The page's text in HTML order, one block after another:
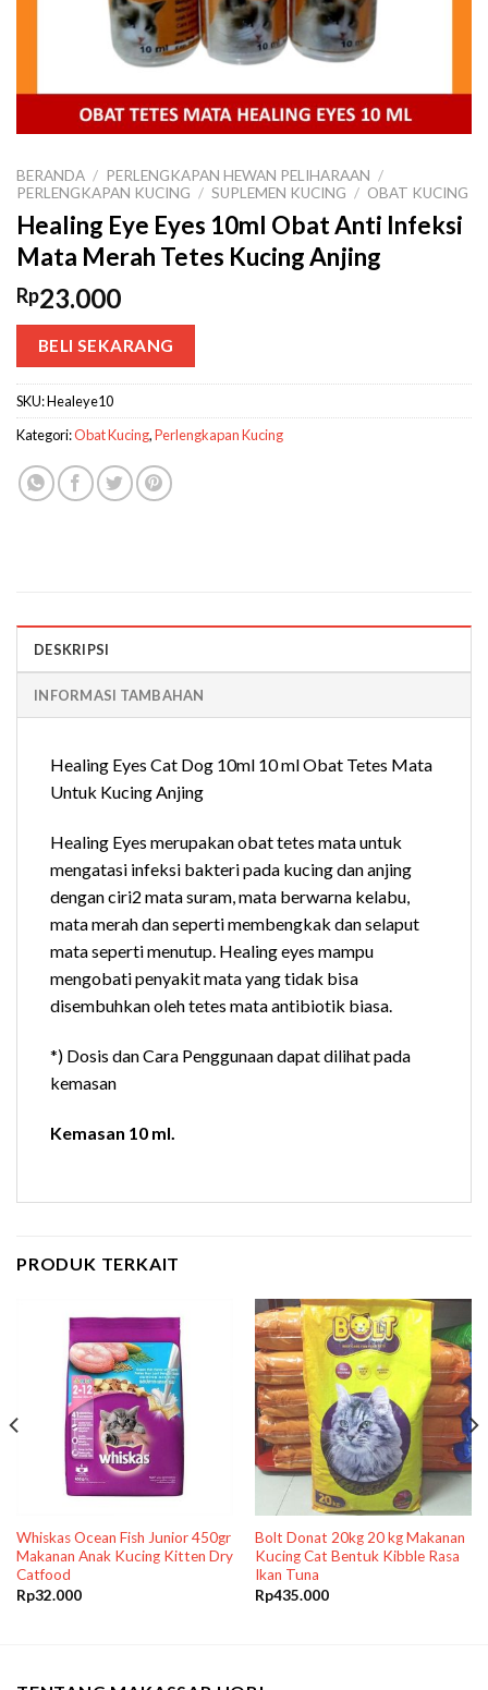
BERANDA / PERLENGKAPAN HEWAN PELIHARAAN /
PERLENGKAPAN KUCING / SUPLEMEN KUCING / OBAT KUCING
Healing Eye Eyes 10ml Obat Anti Infeksi
Mata Merah Tetes Kucing Anjing
Rp23.000
BELI SEKARANG
SKU:Healeye10
Kategori:Obat Kucing,Perlengkapan Kucing
DESKRIPSI
INFORMASI TAMBAHAN
Healing Eyes Cat Dog 10ml 10 ml Obat Tetes Mata
Untuk Kucing Anjing
Healing Eyes merupakan obat tetes mata untuk
mengatasi infeksi bakteri pada kucing dan anjing
dengan ciri2 mata suram, mata berwarna kelabu,
mata merah dan seperti membengkak dan selaput
mata seperti menutup. Healing eyes mampu
mengobati penyakit mata yang tidak bisa
disembuhkan oleh tetes mata antibiotik biasa.
*) Dosis dan Cara Penggunaan dapat dilihat pada
kemasan
Kemasan 10 ml.
PRODUK TERKAIT
Whiskas Ocean Fish Junior 450gr
Makanan Anak Kucing Kitten Dry
Catfood
Rp32.000
Bolt Donat 20kg 20 kg Makanan
Kucing Cat Bentuk Kibble Rasa
Ikan Tuna
Rp435.000